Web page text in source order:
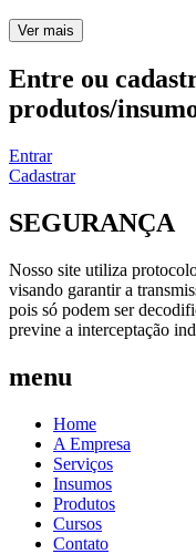
Ver mais
Entre ou
produtos/
Entrar
Cadastrar
SEGURANÇA
Nosso site utiliza
visando garantir a
pois só podem ser
previne a interceptação
menu
Home
A Empresa
Serviços
Insumos
Produtos
Cursos
Contato